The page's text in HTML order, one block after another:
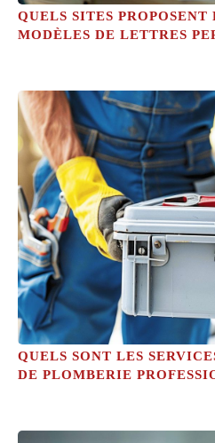
QUELS SITES PROPOSENT
MODÈLES DE LETTRES
QUELS SONT LES
DE PLOMBERIE